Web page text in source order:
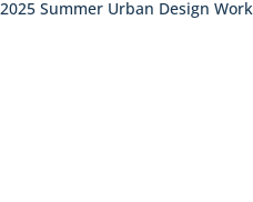
2025 Summer Urban Design